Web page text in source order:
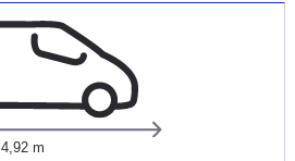
4,92 m